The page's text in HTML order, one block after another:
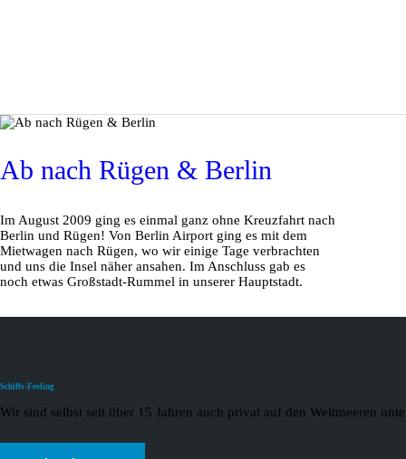
Ab nach Rügen & Berlin
Im August 2009 ging es einmal ganz ohne Kreuzfahrt nach
Berlin und Rügen! Von Berlin Airport ging es mit dem
Mietwagen nach Rügen, wo wir einige Tage verbrachten
und uns die Insel näher ansahen. Im Anschluss gab es
noch etwas Großstadt-Rummel in unserer Hauptstadt.
Schiffs-Feeling
Wir sind selbst seit über 15 Jahren auch privat auf den Weltmeeren